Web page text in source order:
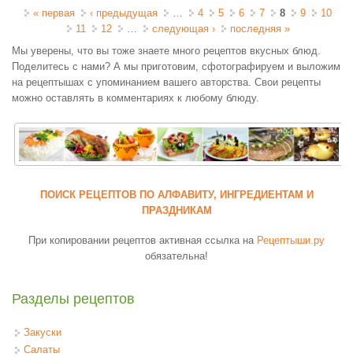
Страницы
« первая ‹ предыдущая … 4 5 6 7 8 9
10
11
12 … следующая ›
последняя »
Мы уверены, что вы тоже знаете много рецептов вкусных блюд.
Поделитесь с нами? А мы приготовим, сфотографируем и выложим
на рецептышах с упоминанием вашего авторства. Свои рецепты
можно оставлять в комментариях к любому блюду.
ПОИСК РЕЦЕПТОВ ПО АЛФАВИТУ, ИНГРЕДИЕНТАМ И
ПРАЗДНИКАМ
При копировании рецептов активная ссылка на Рецептыши.ру
обязательна!
Разделы рецептов
Закуски
Салаты